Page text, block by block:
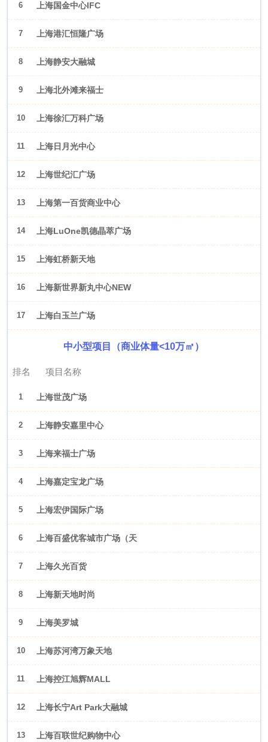
6 上海国金中心IFC
7 上海港汇恒隆广场
8 上海静安大融城
9 上海北外滩来福士
10 上海徐汇万科广场
11 上海日月光中心
12 上海世纪汇广场
13 上海第一百货商业中心
14 上海LuOne凯德晶萃广场
15 上海虹桥新天地
16 上海新世界新丸中心NEW
ONE
17 上海白玉兰广场
中小型项目（商业体量<10万㎡）
排名 项目名称
1 上海世茂广场
2 上海静安嘉里中心
3 上海来福士广场
4 上海嘉定宝龙广场
5 上海宏伊国际广场
6 上海百盛优客城市广场（天
山店）
7 上海久光百货
8 上海新天地时尚
9 上海美罗城
10 上海苏河湾万象天地
11 上海控江旭辉MALL
12 上海长宁Art Park大融城
13 上海百联世纪购物中心